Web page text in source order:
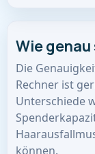
Wie
Die
Rechner ist
Unterschiede
können.